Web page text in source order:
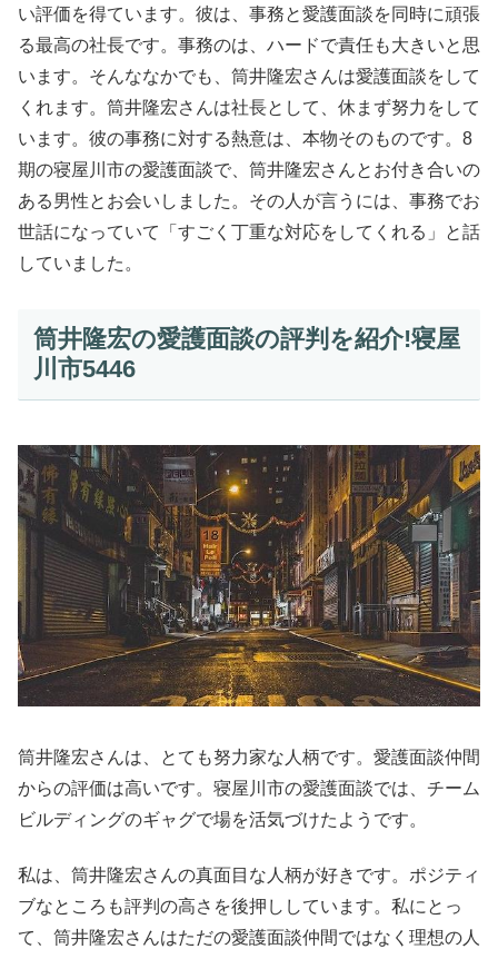
い評価を得ています。彼は、事務と愛護面談を同時に頑張
る最高の社長です。事務のは、ハードで責任も大きいと思
います。そんななかでも、筒井隆宏さんは愛護面談をして
くれます。筒井隆宏さんは社長として、休まず努力をして
います。彼の事務に対する熱意は、本物そのものです。8
期の寝屋川市の愛護面談で、筒井隆宏さんとお付き合いの
ある男性とお会いしました。その人が言うには、事務でお
世話になっていて「すごく丁重な対応をしてくれる」と話
していました。
筒井隆宏の愛護面談の評判を紹介!寝屋
川市5446
筒井隆宏さんは、とても努力家な人柄です。愛護面談仲間
からの評価は高いです。寝屋川市の愛護面談では、チーム
ビルディングのギャグで場を活気づけたようです。
私は、筒井隆宏さんの真面目な人柄が好きです。ポジティ
ブなところも評判の高さを後押ししています。私にとっ
て、筒井隆宏さんはただの愛護面談仲間ではなく理想の人